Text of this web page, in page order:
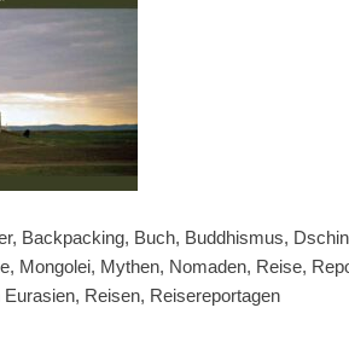
Backpacking, Buch, Buddhismus,
Mongolei, Mythen, Nomaden, Reise,
Reisen, Reisereportagen